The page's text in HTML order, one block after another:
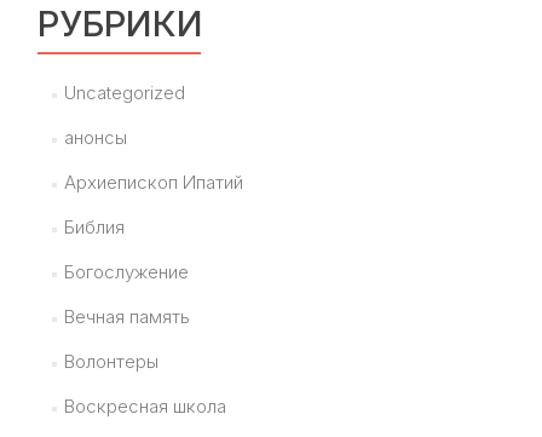
РУБРИКИ
Uncategorized
анонсы
Архиепископ Ипатий
Библия
Богослужение
Вечная память
Волонтеры
Воскресная школа